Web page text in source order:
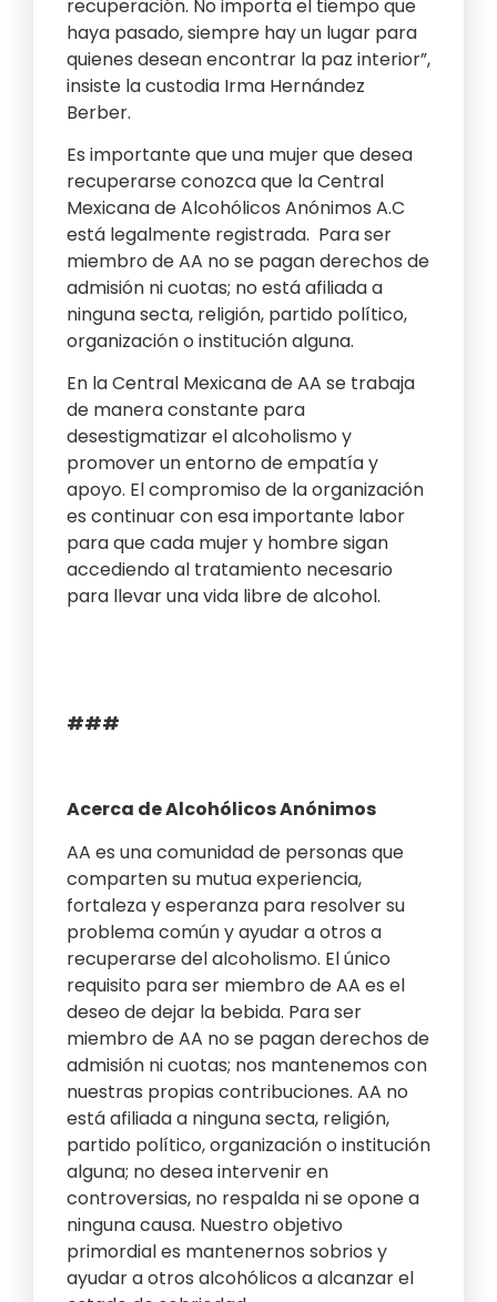
recuperación. No importa el tiempo que
haya pasado, siempre hay un lugar para
quienes desean encontrar la paz interior”,
insiste la custodia Irma Hernández
Berber.
Es importante que una mujer que desea
recuperarse conozca que la Central
Mexicana de Alcohólicos Anónimos A.C
está legalmente registrada. Para ser
miembro de AA no se pagan derechos de
admisión ni cuotas; no está afiliada a
ninguna secta, religión, partido político,
organización o institución alguna.
En la Central Mexicana de AA se trabaja
de manera constante para
desestigmatizar el alcoholismo y
promover un entorno de empatía y
apoyo. El compromiso de la organización
es continuar con esa importante labor
para que cada mujer y hombre sigan
accediendo al tratamiento necesario
para llevar una vida libre de alcohol.
###
Acerca de Alcohólicos Anónimos
AA es una comunidad de personas que
comparten su mutua experiencia,
fortaleza y esperanza para resolver su
problema común y ayudar a otros a
recuperarse del alcoholismo. El único
requisito para ser miembro de AA es el
deseo de dejar la bebida. Para ser
miembro de AA no se pagan derechos de
admisión ni cuotas; nos mantenemos con
nuestras propias contribuciones. AA no
está afiliada a ninguna secta, religión,
partido político, organización o institución
alguna; no desea intervenir en
controversias, no respalda ni se opone a
ninguna causa. Nuestro objetivo
primordial es mantenernos sobrios y
ayudar a otros alcohólicos a alcanzar el